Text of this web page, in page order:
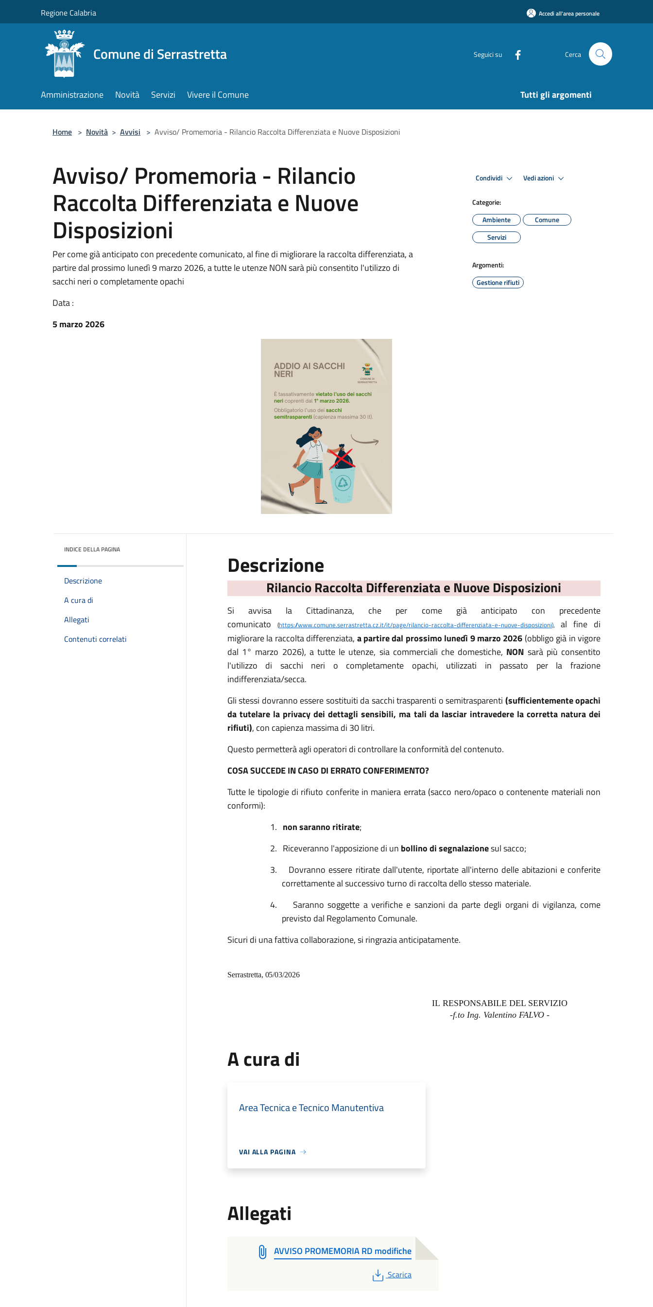
Regione Calabria Accedi all'area personale
Comune di Serrastretta Seguici su Cerca
Amministrazione Novità Servizi Vivere il Comune Tutti gli argomenti
Home > Novità > Avvisi > Avviso/ Promemoria - Rilancio Raccolta Differenziata e Nuove Disposizioni
Avviso/ Promemoria - Rilancio
Raccolta Differenziata e Nuove
Disposizioni
Per come già anticipato con precedente comunicato, al fine di migliorare la raccolta differenziata, a
partire dal prossimo lunedì 9 marzo 2026, a tutte le utenze NON sarà più consentito l'utilizzo di
sacchi neri o completamente opachi
Data :
5 marzo 2026
Condividi Vedi azioni
Categorie:
Ambiente
Comune
Servizi
Argomenti:
Gestione rifiuti
INDICE DELLA PAGINA
Descrizione
A cura di
Allegati
Contenuti correlati
Descrizione
Rilancio Raccolta Differenziata e Nuove Disposizioni
Si avvisa la Cittadinanza, che per come già anticipato con precedente
comunicato
(https://www.comune.serrastretta.cz.it/it/page/rilancio-raccolta-differenziata-e-nuove-disposizioni), al fine di
migliorare la raccolta differenziata, a partire dal prossimo lunedì 9 marzo 2026 (obbligo già in vigore
dal 1° marzo 2026), a tutte le utenze, sia commerciali che domestiche, NON sarà più consentito
l'utilizzo di sacchi neri o completamente opachi, utilizzati in passato per la frazione
indifferenziata/secca.
Gli stessi dovranno essere sostituiti da sacchi trasparenti o semitrasparenti (sufficientemente opachi
da tutelare la privacy dei dettagli sensibili, ma tali da lasciar intravedere la corretta natura dei
rifiuti), con capienza massima di 30 litri.
Questo permetterà agli operatori di controllare la conformità del contenuto.
COSA SUCCEDE IN CASO DI ERRATO CONFERIMENTO?
Tutte le tipologie di rifiuto conferite in maniera errata (sacco nero/opaco o contenente materiali non
conformi):
1. non saranno ritirate;
2. Riceveranno l'apposizione di un bollino di segnalazionesul sacco;
3.
Dovranno essere ritirate dall'utente, riportate all'interno delle abitazioni e conferite
correttamente al successivo turno di raccolta dello stesso materiale.
4.
Saranno soggette a verifiche e sanzioni da parte degli organi di vigilanza, come
previsto dal Regolamento Comunale.
Sicuri di una fattiva collaborazione, si ringrazia anticipatamente.
Serrastretta, 05/03/2026
IL RESPONSABILE DEL SERVIZIO
-f.to Ing. Valentino FALVO -
A cura di
Area Tecnica e Tecnico Manutentiva
VAI ALLA PAGINA
Allegati
AVVISO PROMEMORIA RD modifiche
PDF
Scarica